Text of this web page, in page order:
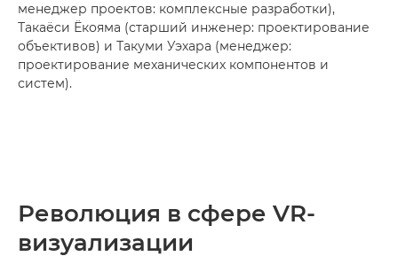
менеджер проектов: комплексные разработки),
Такаёси Ёкояма (старший инженер: проектирование
объективов) и Такуми Уэхара (менеджер:
проектирование механических компонентов и
систем).
Революция в сфере VR-
визуализации